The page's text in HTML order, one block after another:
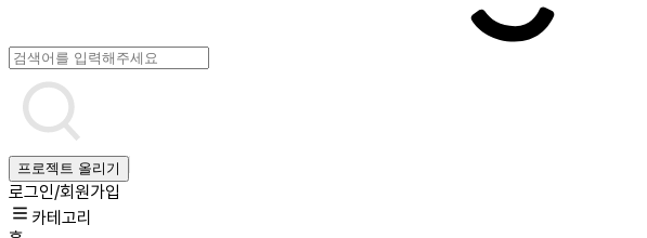
프로젝트 올리기
로그인/회원가입
카테고리